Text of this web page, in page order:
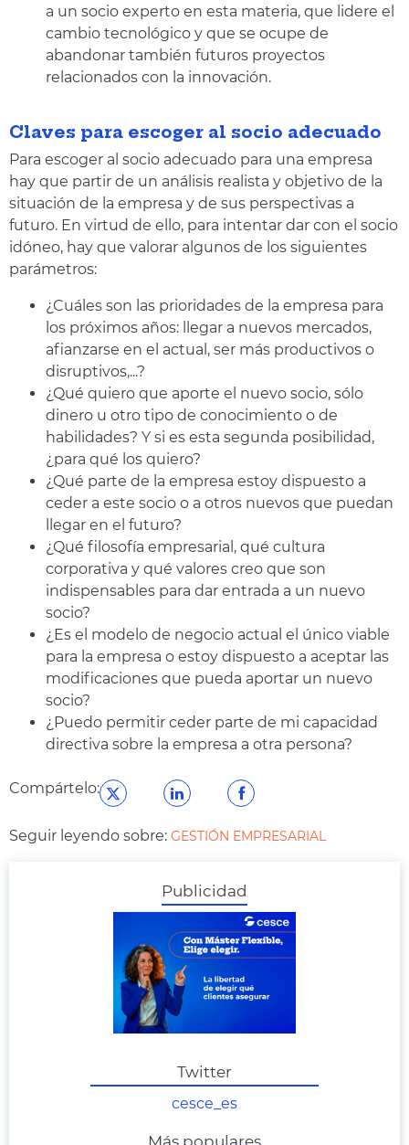
a un socio experto en esta materia, que lidere el
cambio tecnológico y que se ocupe de
abandonar también futuros proyectos
relacionados con la innovación.
Claves para escoger al socio adecuado
Para escoger al socio adecuado para una empresa
hay que partir de un análisis realista y objetivo de la
situación de la empresa y de sus perspectivas a
futuro. En virtud de ello, para intentar dar con el socio
idóneo, hay que valorar algunos de los siguientes
parámetros:
¿Cuáles son las prioridades de la empresa para
los próximos años: llegar a nuevos mercados,
afianzarse en el actual, ser más productivos o
disruptivos,...?
¿Qué quiero que aporte el nuevo socio, sólo
dinero u otro tipo de conocimiento o de
habilidades? Y si es esta segunda posibilidad,
¿para qué los quiero?
¿Qué parte de la empresa estoy dispuesto a
ceder a este socio o a otros nuevos que puedan
llegar en el futuro?
¿Qué filosofía empresarial, qué cultura
corporativa y qué valores creo que son
indispensables para dar entrada a un nuevo
socio?
¿Es el modelo de negocio actual el único viable
para la empresa o estoy dispuesto a aceptar las
modificaciones que pueda aportar un nuevo
socio?
¿Puedo permitir ceder parte de mi capacidad
directiva sobre la empresa a otra persona?
Compártelo:
Seguir leyendo sobre: GESTIÓN EMPRESARIAL
Publicidad
Twitter
cesce_es